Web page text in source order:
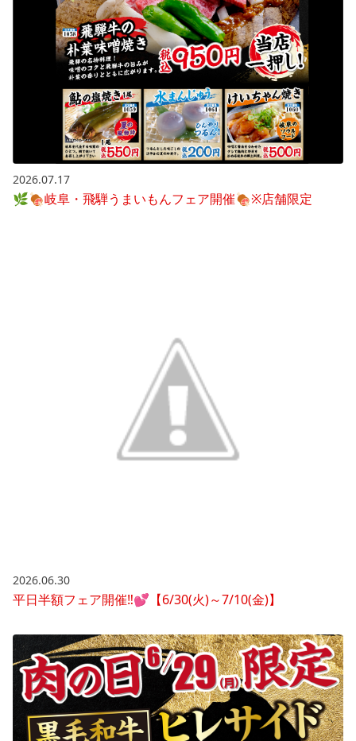
2026.07.17
🌿🍖岐阜・飛騨うまいもんフェア開催🍖※店舗限定
2026.06.30
平日半額フェア開催‼💕【6/30(火)～7/10(金)】